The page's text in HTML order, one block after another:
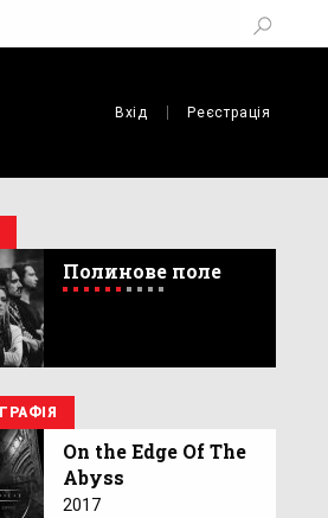
Вхід Реєстрація
Полинове поле
On the Edge Of The
Abyss
2017